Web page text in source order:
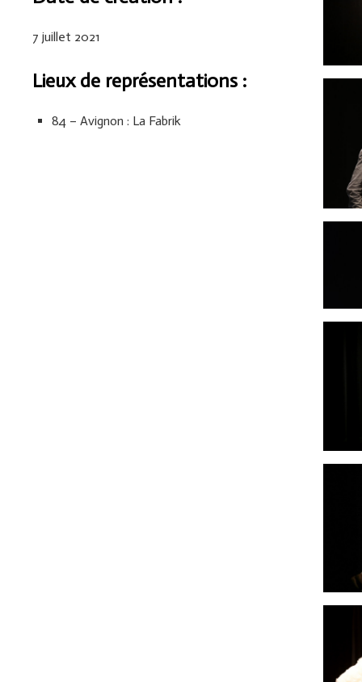
7 juillet 2021
Lieux de représentations :
84 – Avignon : La Fabrik